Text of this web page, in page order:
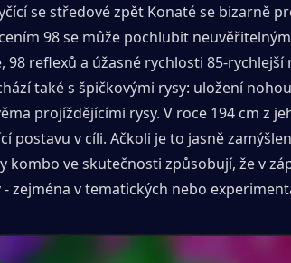
se středové zpět Konaté se bizarně
98 se může pochlubit
98 reflexů a úžasné rychlosti 85-
také s špičkovými rysy: uložení
projíždějícími rysy. V roce 194 cm z
postavu v cíli. Ačkoli je to jasně
kombo ve skutečnosti způsobují, že v
zejména v tematických nebo